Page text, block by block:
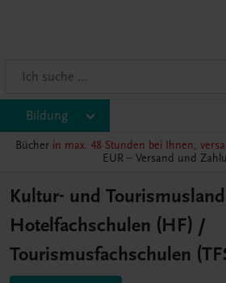
Bildung
Bücher in max. 48 Stunden bei Ihnen,
EUR – Versand und
Kultur- und
Hotelfachschulen (HF) /
Tourismusfachschulen